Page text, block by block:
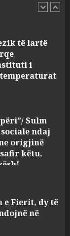
Sulm
ndaj
origjinë
këtu,
Fierit, dy të
në
armë
Kapet në
dyshuar në